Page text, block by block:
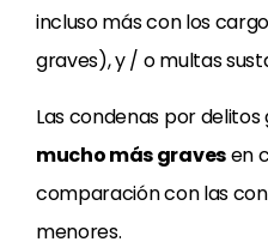
incluso más con los
graves), y / o multas
Las condenas por
mucho más gravesen
comparación con las
menores.